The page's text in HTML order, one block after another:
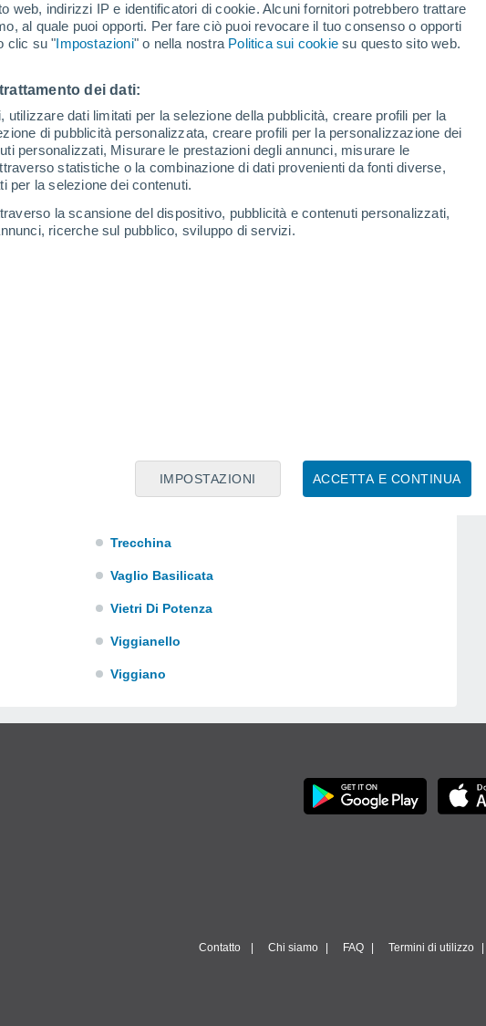
web, indirizzi IP e identificatori di cookie. Alcuni fornitori potrebbero trattare
al quale puoi opporti. Per fare ciò puoi revocare il tuo consenso o opporti
clic su "Impostazioni" o nella nostra Politica sui cookie su questo sito web.
dei dati:
dati limitati per la selezione della pubblicità, creare profili per la
di pubblicità personalizzata, creare profili per la personalizzazione dei
personalizzati, Misurare le prestazioni degli annunci, misurare le
statistiche o la combinazione di dati provenienti da fonti diverse,
per la selezione dei contenuti.
la scansione del dispositivo, pubblicità e contenuti personalizzati,
ricerche sul pubblico, sviluppo di servizi.
ACCETTA E CONTINUA
IMPOSTAZIONI
Paterno
Pescopagano
Picerno
Pietragalla
Pignola
Rapolla
Rotonda
Trecchina
Vaglio Basilicata
Vietri Di Potenza
Viggianello
Viggiano
Contatto Chi siamo FAQ Termini di utilizzo